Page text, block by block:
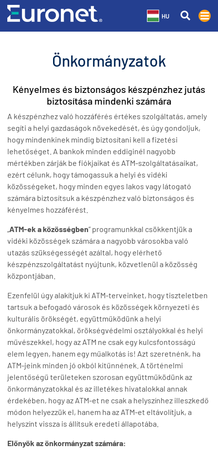
HU
Önkormányzatok
Kényelmes és biztonságos készpénzhez jutás
biztosítása mindenki számára
A készpénzhez való hozzáférés értékes szolgáltatás, amely
segíti a helyi gazdaságok növekedését, és úgy gondoljuk,
hogy mindenkinek mindig biztosítani kell a fizetési
lehetőséget. A bankok minden eddiginél nagyobb
mértékben zárják be fiókjaikat és ATM-szolgáltatásaikat,
ezért célunk, hogy támogassuk a helyi és vidéki
közösségeket, hogy minden egyes lakos vagy látogató
számára biztosítsuk a készpénzhez való biztonságos és
kényelmes hozzáférést.
„ATM-ek a közösségben” programunkkal csökkentjük a
vidéki közösségek számára a nagyobb városokba való
utazás szükségességét azáltal, hogy elérhető
készpénzszolgáltatást nyújtunk, közvetlenül a közösség
központjában.
Ezenfelül úgy alakítjuk ki ATM-terveinket, hogy tiszteletben
tartsuk a befogadó városok és közösségek környezeti és
kulturális örökségét, együttműködünk a helyi
önkormányzatokkal, örökségvédelmi osztályokkal és helyi
művészekkel, hogy az ATM ne csak egy kulcsfontosságú
elem legyen, hanem egy műalkotás is! Azt szeretnénk, ha
ATM-jeink minden jó okból kitűnnének. A történelmi
jelentőségű területeken szorosan együttműködünk az
önkormányzatokkal és az illetékes hivatalokkal annak
érdekében, hogy az ATM-et ne csak a helyszínhez illeszkedő
módon helyezzük el, hanem ha az ATM-et eltávolítjuk, a
helyszínt vissza is állítsuk eredeti állapotába.
Előnyök az önkormányzat számára: